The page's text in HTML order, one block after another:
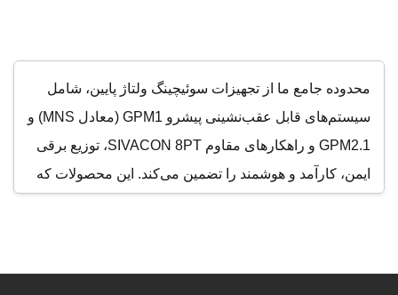
محدوده جامع ما از تجهیزات سوئیچینگ ولتاژ پایین، شامل
سیستم‌های قابل عقب‌نشینی پیشرو GPM1 (معادل MNS) و
GPM2.1 و راهکارهای مقاوم SIVACON 8PT، توزیع برقی
ایمن، کارآمد و هوشمند را تضمین می‌کند. این محصولات که